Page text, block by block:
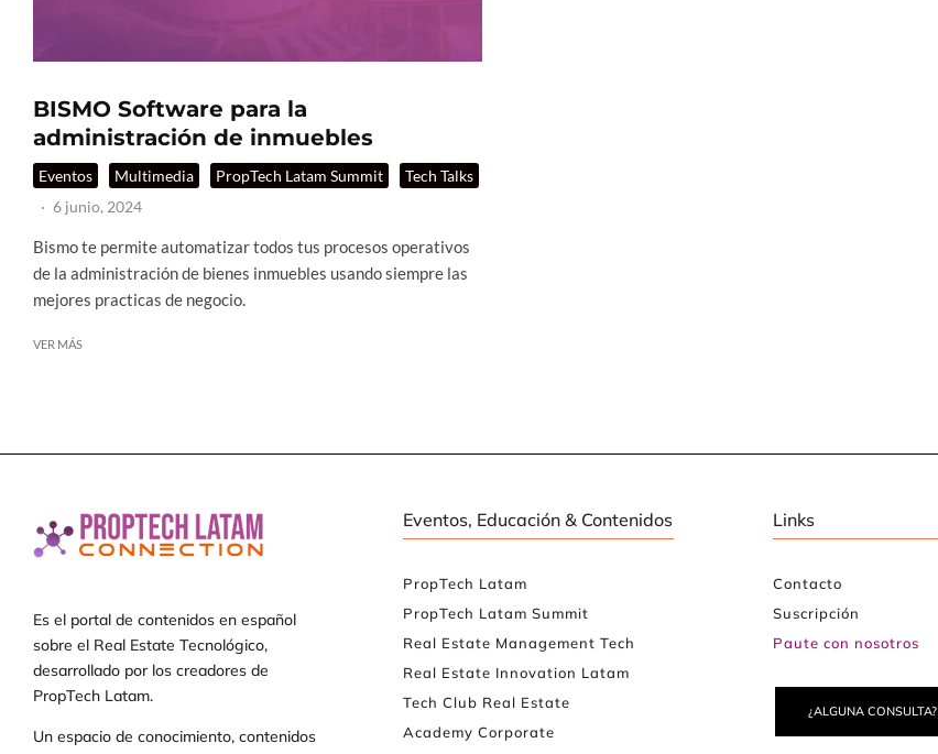
BISMO Software para la
administración de inmuebles
Eventos Multimedia PropTech Latam Summit
Tech Talks
· 6 junio, 2024
Bismo te permite automatizar todos tus procesos operativos
de la administración de bienes inmuebles usando siempre las
mejores practicas de negocio.
VER MÁS
Es el portal de contenidos en español
sobre el Real Estate Tecnológico,
desarrollado por los creadores de
PropTech Latam.
Un espacio de conocimiento, contenidos
Eventos, Educación & Contenidos
PropTech Latam
PropTech Latam Summit
Real Estate Management Tech
Real Estate Innovation Latam
Tech Club Real Estate
Academy Corporate
Links
Contacto
Suscripción
Paute con nosotros
¿ALGUNA CONSULTA?